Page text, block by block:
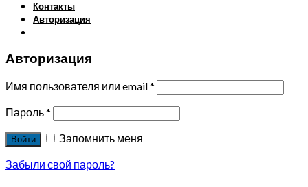
Контакты
Авторизация
Авторизация
Имя пользователя или email*
Пароль*
Войти
Запомнить меня
Забыли свой пароль?